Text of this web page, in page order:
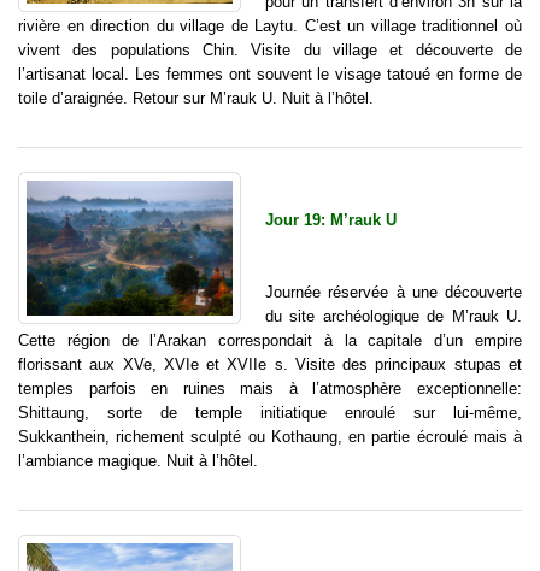
rivière en direction du village de Laytu. C’est un village traditionnel où
vivent des populations Chin. Visite du village et découverte de
l’artisanat local. Les femmes ont souvent le visage tatoué en forme de
toile d’araignée. Retour sur M’rauk U. Nuit à l’hôtel.
Jour 19: M’rauk U
Journée réservée à une découverte
du site archéologique de M’rauk U.
Cette région de l’Arakan correspondait à la capitale d’un empire
florissant aux XVe, XVIe et XVIIe s. Visite des principaux stupas et
temples parfois en ruines mais à l’atmosphère exceptionnelle:
Shittaung, sorte de temple initiatique enroulé sur lui-même,
Sukkanthein, richement sculpté ou Kothaung, en partie écroulé mais à
l’ambiance magique. Nuit à l’hôtel.